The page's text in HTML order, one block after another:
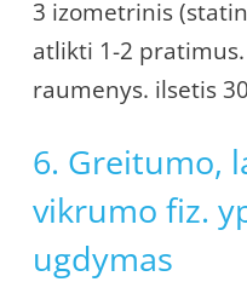
3 izometrinis
atlikti 1-2
raumenys. ilsetis
6. Greitumo,
vikrumo fiz.
ugdymas